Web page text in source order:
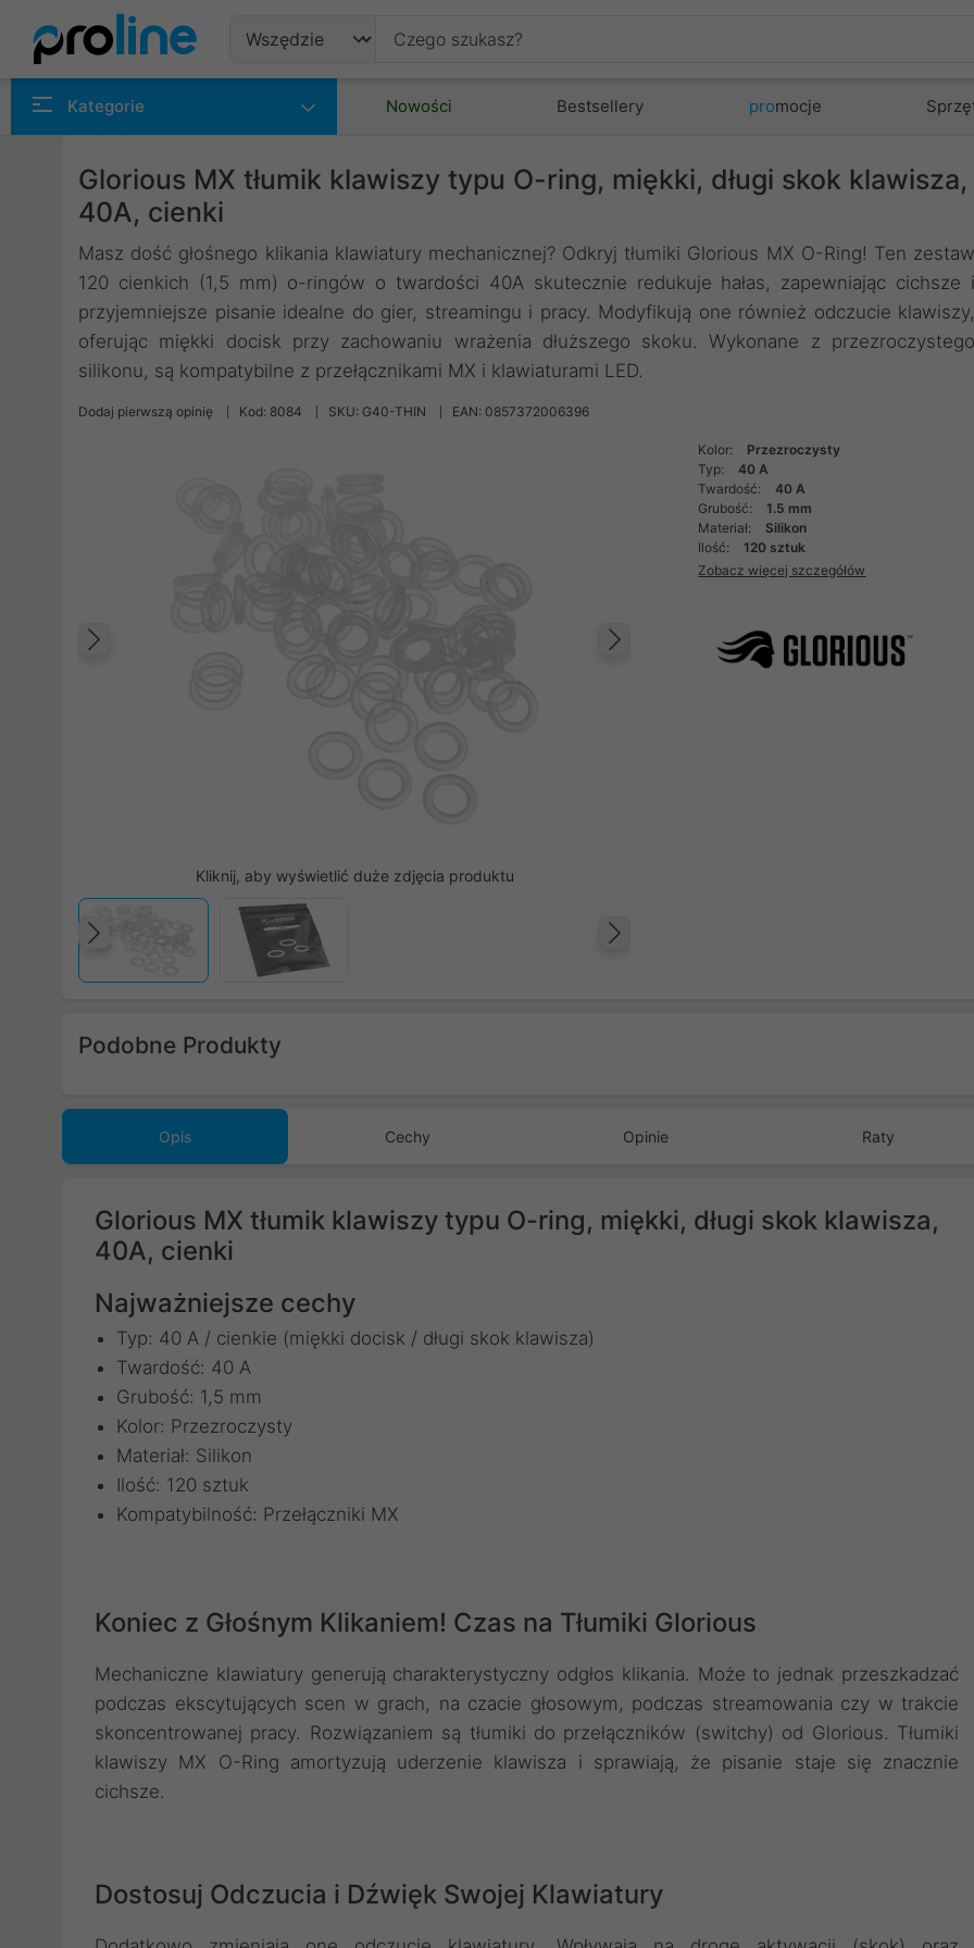
Kategorie
Kategorie Nowości Bestsellery promocje
Glorious MX tłumik klawiszy typu O-ring, miękki, długi skok klawisza,
40A, cienki
Masz dość głośnego klikania klawiatury mechanicznej? Odkryj tłumiki Glorious MX O-Ring! Ten zestaw
120 cienkich (1,5 mm) o-ringów o twardości 40A skutecznie redukuje hałas, zapewniając cichsze i
przyjemniejsze pisanie idealne do gier, streamingu i pracy. Modyfikują one również odczucie klawiszy,
oferując miękki docisk przy zachowaniu wrażenia dłuższego skoku. Wykonane z przezroczystego
silikonu, są kompatybilne z przełącznikami MX i klawiaturami LED.
Dodaj pierwszą opinię Kod: 8084 SKU: G40-THIN EAN: 0857372006396
Następny
Kliknij, aby wyświetlić duże zdjęcia produktu
Poprzedni
Kolor:
Przezroczysty
Typ:
40 A
Twardość:
40 A
Grubość:
1.5 mm
Materiał:
Silikon
Ilość:
120 sztuk
Zobacz więcej szczegółów
Podobne Produkty
Opis Cechy Opinie Raty
Glorious MX tłumik klawiszy typu O-ring, miękki, długi skok klawisza,
40A, cienki
Najważniejsze cechy
Typ: 40 A / cienkie (miękki docisk / długi skok klawisza)
Twardość: 40 A
Grubość: 1,5 mm
Kolor: Przezroczysty
Materiał: Silikon
Ilość: 120 sztuk
Kompatybilność: Przełączniki MX
Koniec z Głośnym Klikaniem! Czas na Tłumiki Glorious
Mechaniczne klawiatury generują charakterystyczny odgłos klikania. Może to jednak przeszkadzać
podczas ekscytujących scen w grach, na czacie głosowym, podczas streamowania czy w trakcie
skoncentrowanej pracy. Rozwiązaniem są tłumiki do przełączników (switchy) od Glorious. Tłumiki
klawiszy MX O-Ring amortyzują uderzenie klawisza i sprawiają, że pisanie staje się znacznie
cichsze.
Dostosuj Odczucia i Dźwięk Swojej Klawiatury